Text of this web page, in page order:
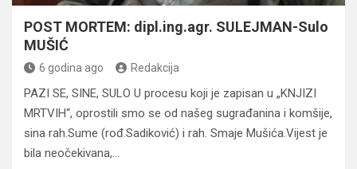
POST MORTEM: dipl.ing.agr. SULEJMAN-Sulo
MUŠIĆ
6 godina ago Redakcija
PAZI SE, SINE, SULO U procesu koji je zapisan u „KNJIZI
MRTVIH“, oprostili smo se od našeg sugrađanina i komšije,
sina rah.Sume (rođ.Sadiković) i rah. Smaje Mušića.Vijest je
bila neočekivana,…